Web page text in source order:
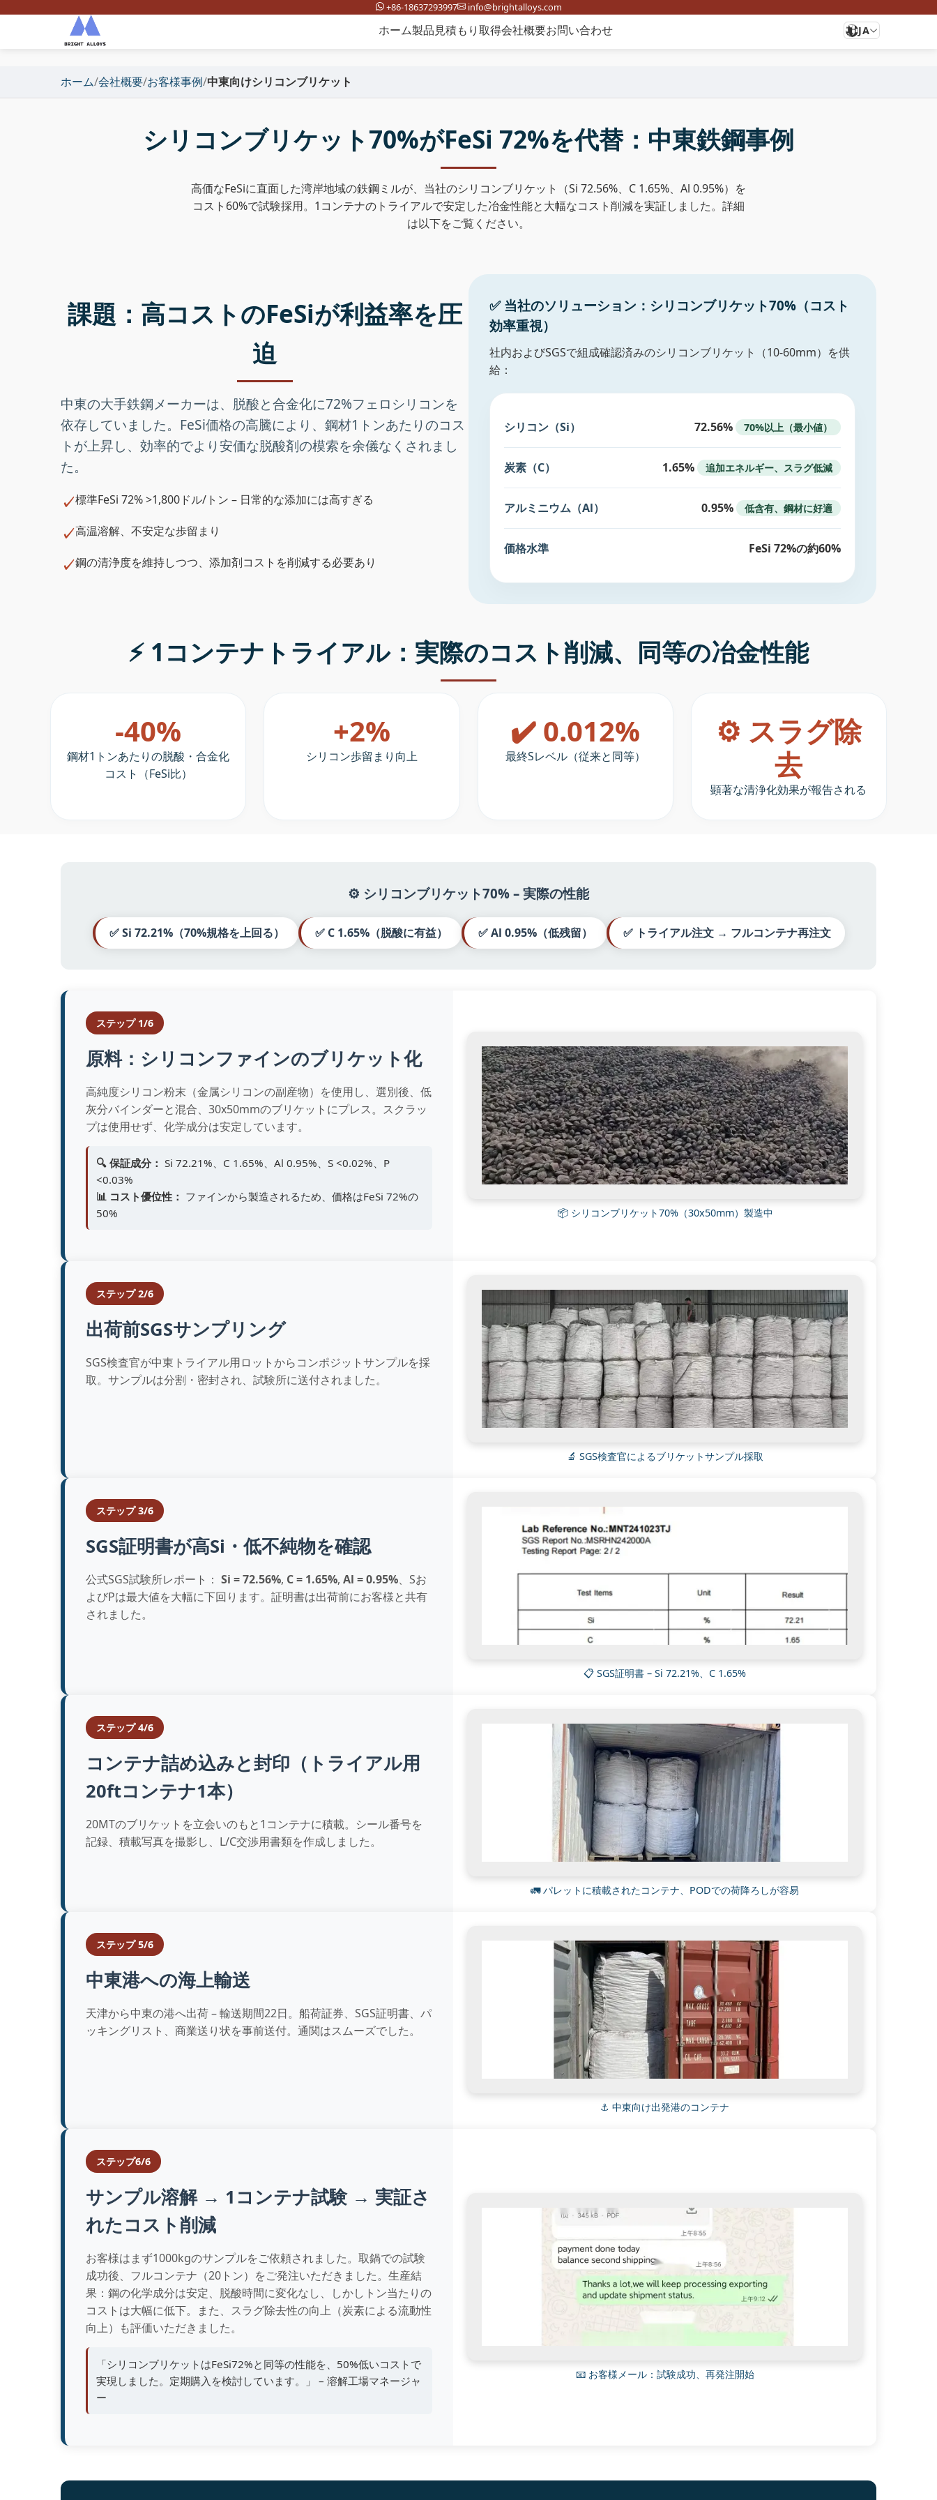
+86-18637293997 info@brightalloys.com
ホーム製品見積もり取得会社概要お問い合わせ JA
ホーム/会社概要/お客様事例/中東向けシリコンブリケット
シリコンブリケット70%がFeSi 72%を代替：中東鉄鋼事例
高価なFeSiに直面した湾岸地域の鉄鋼ミルが、当社のシリコンブリケット（Si 72.56%、C 1.65%、Al 0.95%）を
コスト60%で試験採用。1コンテナのトライアルで安定した冶金性能と大幅なコスト削減を実証しました。詳細
は以下をご覧ください。
課題：高コストのFeSiが利益率を圧
迫
中東の大手鉄鋼メーカーは、脱酸と合金化に72%フェロシリコンを
依存していました。FeSi価格の高騰により、鋼材1トンあたりのコス
トが上昇し、効率的でより安価な脱酸剤の模索を余儀なくされまし
た。
標準FeSi 72% >1,800ドル/トン – 日常的な添加には高すぎる
高温溶解、不安定な歩留まり
鋼の清浄度を維持しつつ、添加剤コストを削減する必要あり
✅ 当社のソリューション：シリコンブリケット70%（コスト
効率重視）
社内およびSGSで組成確認済みのシリコンブリケット（10-60mm）を供
給：
シリコン（Si） 72.56% 70%以上（最小値）
炭素（C） 1.65% 追加エネルギー、スラグ低減
アルミニウム（Al） 0.95% 低含有、鋼材に好適
価格水準 FeSi 72%の約60%
⚡ 1コンテナトライアル：実際のコスト削減、同等の冶金性能
-40%
鋼材1トンあたりの脱酸・合金化
コスト（FeSi比）
+2%
シリコン歩留まり向上
✔️ 0.012%
最終Sレベル（従来と同等）
⚙️ スラグ除
去
顕著な清浄化効果が報告される
⚙️ シリコンブリケット70% – 実際の性能
✅ Si 72.21%（70%規格を上回る） ✅ C 1.65%（脱酸に有益） ✅ Al 0.95%（低残留） ✅ トライアル注文 → フルコンテナ再注文
ステップ 1/6
原料：シリコンファインのブリケット化
高純度シリコン粉末（金属シリコンの副産物）を使用し、選別後、低
灰分バインダーと混合、30x50mmのブリケットにプレス。スクラッ
プは使用せず、化学成分は安定しています。
🔍 保証成分： Si 72.21%、C 1.65%、Al 0.95%、S <0.02%、P
<0.03%
📊 コスト優位性： ファインから製造されるため、価格はFeSi 72%の
50%
📦 シリコンブリケット70%（30x50mm）製造中
ステップ 2/6
出荷前SGSサンプリング
SGS検査官が中東トライアル用ロットからコンポジットサンプルを採
取。サンプルは分割・密封され、試験所に送付されました。
🔬 SGS検査官によるブリケットサンプル採取
ステップ 3/6
SGS証明書が高Si・低不純物を確認
公式SGS試験所レポート： Si = 72.56%, C = 1.65%, Al = 0.95%、Sお
よびPは最大値を大幅に下回ります。証明書は出荷前にお客様と共有
されました。
📋 SGS証明書 – Si 72.21%、C 1.65%
ステップ 4/6
コンテナ詰め込みと封印（トライアル用
20ftコンテナ1本）
20MTのブリケットを立会いのもと1コンテナに積載。シール番号を
記録、積載写真を撮影し、L/C交渉用書類を作成しました。
🚛 パレットに積載されたコンテナ、PODでの荷降ろしが容易
ステップ 5/6
中東港への海上輸送
天津から中東の港へ出荷 – 輸送期間22日。船荷証券、SGS証明書、パ
ッキングリスト、商業送り状を事前送付。通関はスムーズでした。
⚓ 中東向け出発港のコンテナ
ステップ6/6
サンプル溶解 → 1コンテナ試験 → 実証さ
れたコスト削減
お客様はまず1000kgのサンプルをご依頼されました。取鍋での試験
成功後、フルコンテナ（20トン）をご発注いただきました。生産結
果：鋼の化学成分は安定、脱酸時間に変化なし、しかしトン当たりの
コストは大幅に低下。また、スラグ除去性の向上（炭素による流動性
向上）も評価いただきました。
「シリコンブリケットはFeSi72%と同等の性能を、50%低いコストで
実現しました。定期購入を検討しています。」 – 溶解工場マネージャ
ー
📧 お客様メール：試験成功、再発注開始